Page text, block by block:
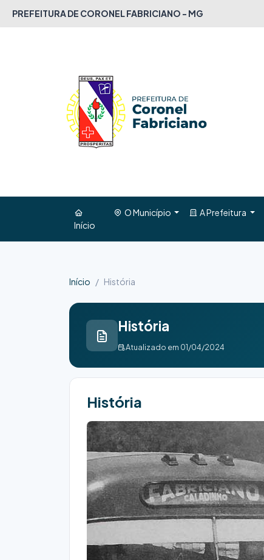
PREFEITURA DE CORONEL FABRICIANO - MG
Início
O Município
A Prefeitura
Início História
História
Atualizado em 01/04/2024
História